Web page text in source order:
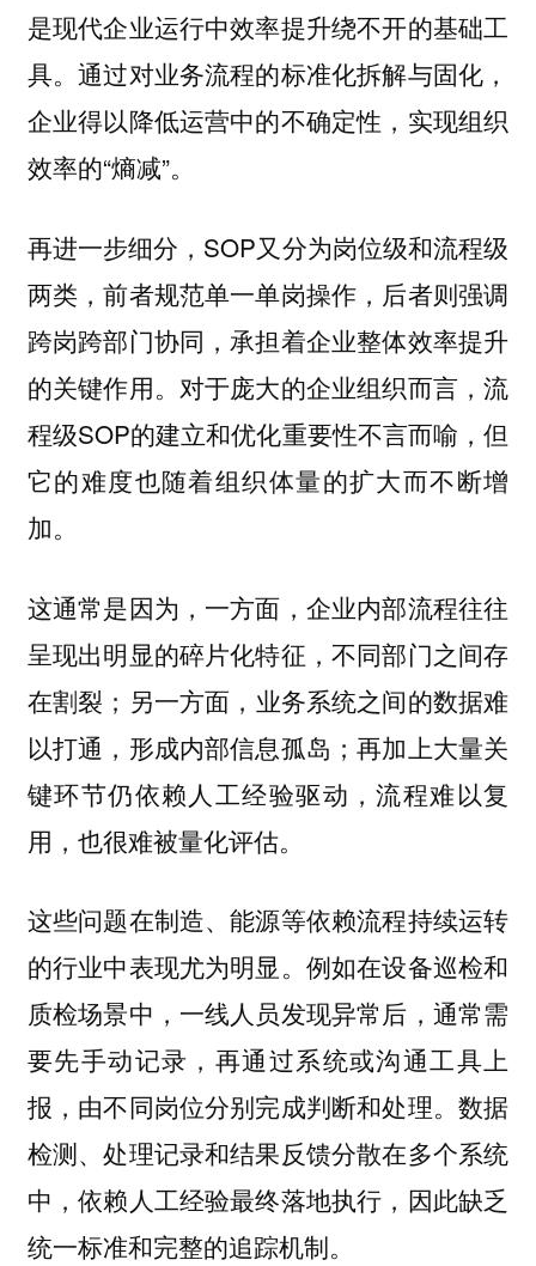
是现代企业运行中效率提升绕不开的基础工
具。通过对业务流程的标准化拆解与固化，
企业得以降低运营中的不确定性，实现组织
效率的“熵减”。
再进一步细分，SOP又分为岗位级和流程级
两类，前者规范单一单岗操作，后者则强调
跨岗跨部门协同，承担着企业整体效率提升
的关键作用。对于庞大的企业组织而言，流
程级SOP的建立和优化重要性不言而喻，但
它的难度也随着组织体量的扩大而不断增
加。
这通常是因为，一方面，企业内部流程往往
呈现出明显的碎片化特征，不同部门之间存
在割裂；另一方面，业务系统之间的数据难
以打通，形成内部信息孤岛；再加上大量关
键环节仍依赖人工经验驱动，流程难以复
用，也很难被量化评估。
这些问题在制造、能源等依赖流程持续运转
的行业中表现尤为明显。例如在设备巡检和
质检场景中，一线人员发现异常后，通常需
要先手动记录，再通过系统或沟通工具上
报，由不同岗位分别完成判断和处理。数据
检测、处理记录和结果反馈分散在多个系统
中，依赖人工经验最终落地执行，因此缺乏
统一标准和完整的追踪机制。